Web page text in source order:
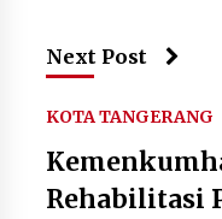
Next Post
KOTA TANGERANG
Rehabilitasi